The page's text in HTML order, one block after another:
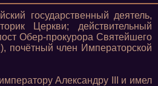
государственный деятель,
Церкви; действительный
Обер-прокурора Святейшего
почётный член Императорской
Александру III и имел